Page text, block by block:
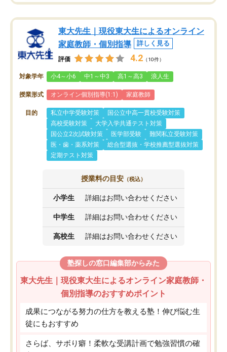
東大先生｜現役東大生によるオンライン
家庭教師・個別指導
詳しく見る
評価 4.2 （10件）
対象学年 小4～小6 中1～中3 高1～高3 浪人生
授業形式 オンライン個別指導(1:1) 家庭教師
目的 私立中学受験対策
国公立中高一貫校受験対策
高校受験対策
大学入学共通テスト対策
国公立2次試験対策
医学部受験
難関私立受験対策
医・歯・薬系対策
総合型選抜・学校推薦型選抜対策
定期テスト対策
授業料の目安 （税込）
小学生 詳細はお問い合わせください
中学生 詳細はお問い合わせください
高校生 詳細はお問い合わせください
塾探しの窓口編集部からみた
東大先生｜現役東大生によるオンライン家庭教師・
個別指導のおすすめポイント
成果につながる努力の仕方を教える塾！伸び悩む生
徒にもおすすめ
さらば、サボり癖！柔軟な受講計画で勉強習慣の確